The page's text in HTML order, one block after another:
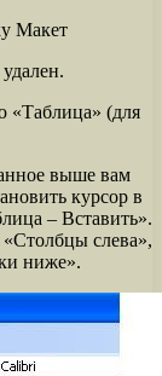
«Таблица» (для
выше вам
курсор в
– Вставить».
слева»,
ниже».